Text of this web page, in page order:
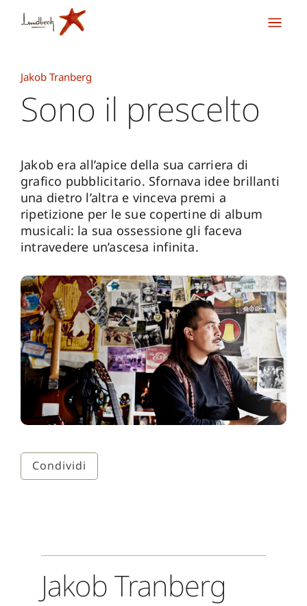
Condividi
Jakob Tranberg
Sono il prescelto
Jakob era all’apice della sua carriera di
grafico pubblicitario. Sfornava idee brillanti
una dietro l’altra e vinceva premi a
ripetizione per le sue copertine di album
musicali: la sua ossessione gli faceva
intravedere un’ascesa infinita.
Jakob Tranberg